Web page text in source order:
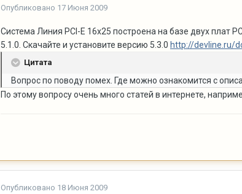
Опубликовано 17 Июня 2009
Система Линия PCI-E 16x25 построена на базе двух плат
5.1.0. Скачайте и установите версию 5.3.0 http://devline.ru/
Цитата
Вопрос по поводу помех. Где можно ознакомится с
По этому вопросу очень много статей в интернете,
Опубликовано 18 Июня 2009